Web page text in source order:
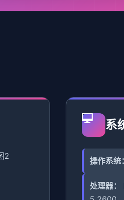
系
操作系统：
处理器：